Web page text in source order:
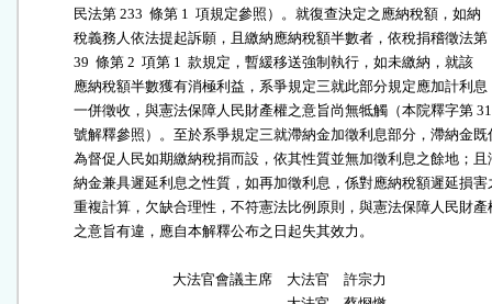
              民法第 233  條第 1  項規定參照）。就復查決定之應納稅額，如納
              稅義務人依法提起訴願，且繳納應納稅額半數者，依稅捐稽徵法第
              39  條第 2  項第 1  款規定，暫緩移送強制執行，如未繳納，就該
應納稅額半數獲有消極利益，系爭規定三就此部分規定應加計利息
一併徵收，與憲法保障人民財產權之意旨尚無牴觸（本院釋字第
號解釋參照）。至於系爭規定三就滯納金加徵利息部分，滯納金既
為督促人民如期繳納稅捐而設，依其性質並無加徵利息之餘地；且
納金兼具遲延利息之性質，如再加徵利息，係對應納稅額遲延損害
重複計算，欠缺合理性，不符憲法比例原則，與憲法保障人民財產
              之意旨有違，應自本解釋公布之日起失其效力。
                                            大法官會議主席　大法官　許宗力